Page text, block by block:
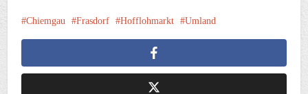
Chiemgau Frasdorf Hofflohmarkt Umland